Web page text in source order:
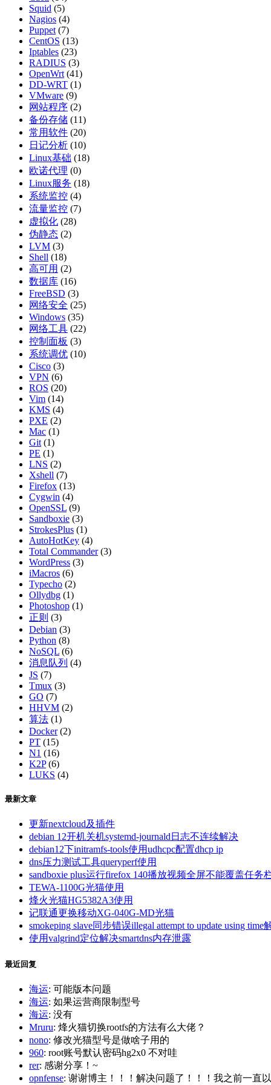
Squid (5)
Nagios (4)
Puppet (7)
CentOS (13)
Iptables (23)
RADIUS (3)
OpenWrt (41)
DD-WRT (1)
VMware (9)
网站程序 (2)
备份存储 (11)
常用软件 (20)
日记分析 (10)
Linux基础 (18)
欧诺代理 (0)
Linux服务 (18)
系统监控 (4)
流量监控 (7)
虚拟化 (28)
伪静态 (2)
LVM (3)
Shell (18)
高可用 (2)
数据库 (16)
FreeBSD (3)
网络安全 (25)
Windows (35)
网络工具 (22)
控制面板 (3)
系统调优 (10)
Cisco (3)
VPN (6)
ROS (20)
Vim (14)
KMS (4)
PXE (2)
Mac (1)
Git (1)
PE (1)
LNS (2)
Xshell (7)
Firefox (13)
Cygwin (4)
OpenSSL (9)
Sandboxie (3)
StrokesPlus (1)
AutoHotKey (4)
Total Commander(3)
WordPress (3)
iMacros (6)
Typecho (2)
Ollydbg (1)
Photoshop (1)
正则 (3)
Debian (3)
Python (8)
NoSQL (6)
消息队列 (4)
JS (7)
Tmux (3)
GO (7)
HHVM (2)
算法 (1)
Docker(2)
PT (15)
N1 (16)
K2P(6)
LUKS (4)
最新文章
更新nextcloud及插件
debian 12开机关机systemd-journald日志不连续解决
debian12下initramfs-tools使用udhcpc配置dhcp ip
dns压力测试工具queryperf使用
sandboxie plus运行firefox 140播放视频全屏不能覆盖任务
TEWA-1100G光猫使用
烽火光猫HG5382A3使用
记联通更换移动XG-040G-MD光猫
smokeping slave同步错误illegal attempt to update using time
使用valgrind定位解决smartdns内存泄露
最近回复
海运: 可能版本问题
海运: 如果运营商限制型号
海运: 没有
Mruru: 烽火猫切换rootfs的方法有么大佬？
nono: 修改光猫型号是做啥子用的
960: root账号默认密码hg2x0 不对哇
rer: 感谢分享！~
opnfense: 谢谢博主！！！解决问题了！！！我之前一直